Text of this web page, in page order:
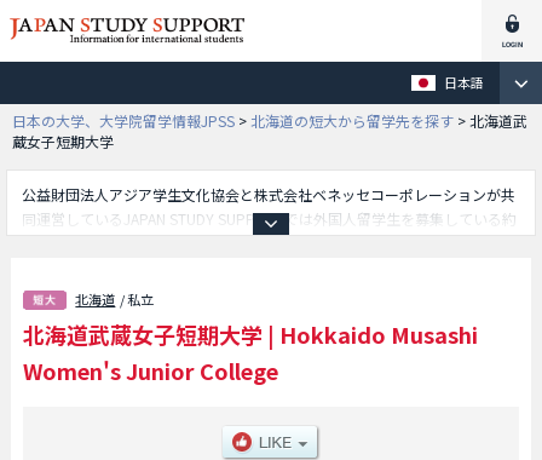
日本語
日本の大学、大学院留学情報JPSS > 北海道の短大から留学先を探す > 北海道武
蔵女子短期大学
公益財団法人アジア学生文化協会と株式会社ベネッセコーポレーションが共
同運営しているJAPAN STUDY SUPPORTでは外国人留学生を募集している約
学科学部等、学部別情報や、募集定員や合格者数など入試情報、施設案内、
アクセスなど外国人留学生に必要な情報を掲載しているので是非ご利用くだ
さい。
北海道 / 私立
北海道武蔵女子短期大学 | Hokkaido Musashi
Women's Junior College